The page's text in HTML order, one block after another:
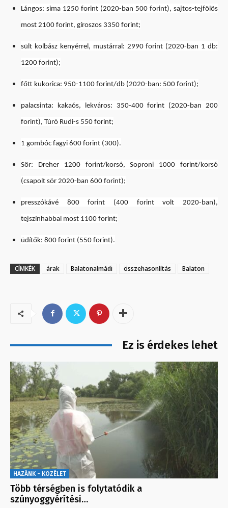
Lángos: sima 1250 forint (2020-ban 500 forint), sajtos-tejfölös
most 2100 forint, gíroszos 3350 forint;
sült kolbász kenyérrel, mustárral: 2990 forint (2020-ban 1 db:
1200 forint);
főtt kukorica: 950-1100 forint/db (2020-ban: 500 forint);
palacsinta: kakaós, lekváros: 350-400 forint (2020-ban 200
forint), Túró Rudi-s 550 forint;
1 gombóc fagyi 600 forint (300).
Sör: Dreher 1200 forint/korsó, Soproni 1000 forint/korsó
(csapolt sör 2020-ban 600 forint);
presszókávé 800 forint (400 forint volt 2020-ban),
tejszínhabbal most 1100 forint;
üdítők: 800 forint (550 forint).
CÍMKÉK árak Balatonalmádi összehasonlítás Balaton
Ez is érdekes lehet
HAZÁNK - KÖZÉLET
Több térségben is folytatódik a
szúnyoggyérítési…